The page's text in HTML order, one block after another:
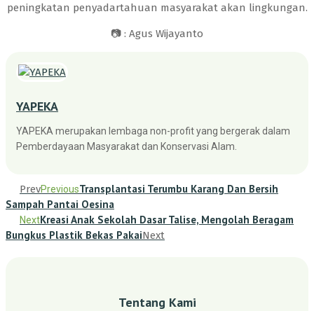
peningkatan penyadartahuan masyarakat akan lingkungan.
📷 : Agus Wijayanto
YAPEKA
YAPEKA merupakan lembaga non-profit yang bergerak dalam
Pemberdayaan Masyarakat dan Konservasi Alam.
PrevPreviousTransplantasi Terumbu Karang Dan Bersih
Sampah Pantai Oesina
NextKreasi Anak Sekolah Dasar Talise, Mengolah Beragam
Bungkus Plastik Bekas PakaiNext
Tentang Kami